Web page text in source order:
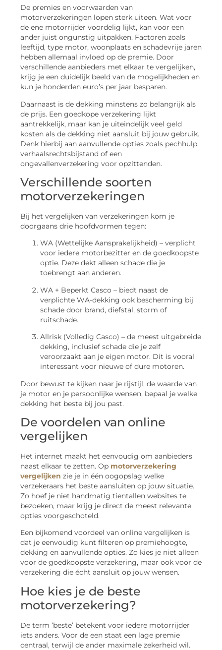
De premies en voorwaarden van
motorverzekeringen lopen sterk uiteen. Wat voor
de ene motorrijder voordelig lijkt, kan voor een
ander juist ongunstig uitpakken. Factoren zoals
leeftijd, type motor, woonplaats en schadevrije jaren
hebben allemaal invloed op de premie. Door
verschillende aanbieders met elkaar te vergelijken,
krijg je een duidelijk beeld van de mogelijkheden en
kun je honderden euro’s per jaar besparen.
Daarnaast is de dekking minstens zo belangrijk als
de prijs. Een goedkope verzekering lijkt
aantrekkelijk, maar kan je uiteindelijk veel geld
kosten als de dekking niet aansluit bij jouw gebruik.
Denk hierbij aan aanvullende opties zoals pechhulp,
verhaalsrechtsbijstand of een
ongevallenverzekering voor opzittenden.
Verschillende soorten
motorverzekeringen
Bij het vergelijken van verzekeringen kom je
doorgaans drie hoofdvormen tegen:
WA (Wettelijke Aansprakelijkheid) – verplicht
voor iedere motorbezitter en de goedkoopste
optie. Deze dekt alleen schade die je
toebrengt aan anderen.
WA + Beperkt Casco – biedt naast de
verplichte WA-dekking ook bescherming bij
schade door brand, diefstal, storm of
ruitschade.
Allrisk (Volledig Casco) – de meest uitgebreide
dekking, inclusief schade die je zelf
veroorzaakt aan je eigen motor. Dit is vooral
interessant voor nieuwe of dure motoren.
Door bewust te kijken naar je rijstijl, de waarde van
je motor en je persoonlijke wensen, bepaal je welke
dekking het beste bij jou past.
De voordelen van online
vergelijken
Het internet maakt het eenvoudig om aanbieders
naast elkaar te zetten. Op motorverzekering
vergelijken zie je in één oogopslag welke
verzekeraars het beste aansluiten op jouw situatie.
Zo hoef je niet handmatig tientallen websites te
bezoeken, maar krijg je direct de meest relevante
opties voorgeschoteld.
Een bijkomend voordeel van online vergelijken is
dat je eenvoudig kunt filteren op premiehoogte,
dekking en aanvullende opties. Zo kies je niet alleen
voor de goedkoopste verzekering, maar ook voor de
verzekering die écht aansluit op jouw wensen.
Hoe kies je de beste
motorverzekering?
De term ‘beste’ betekent voor iedere motorrijder
iets anders. Voor de een staat een lage premie
centraal, terwijl de ander maximale zekerheid wil.